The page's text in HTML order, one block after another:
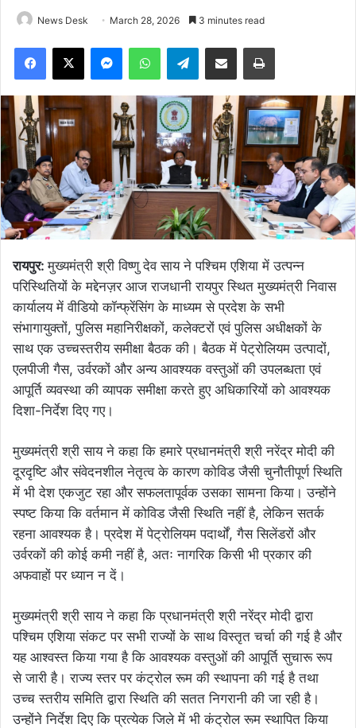
News Desk March 28, 2026 3 minutes read
Facebook
X MessengerWhatsAppTelegramShare via Email Print
रायपुर:मुख्यमंत्री श्री विष्णु देव साय ने पश्चिम एशिया में उत्पन्न
परिस्थितियों के मद्देनज़र आज राजधानी रायपुर स्थित मुख्यमंत्री निवास
कार्यालय में वीडियो कॉन्फ्रेंसिंग के माध्यम से प्रदेश के सभी
संभागायुक्तों, पुलिस महानिरीक्षकों, कलेक्टरों एवं पुलिस अधीक्षकों के
साथ एक उच्चस्तरीय समीक्षा बैठक की। बैठक में पेट्रोलियम उत्पादों,
एलपीजी गैस, उर्वरकों और अन्य आवश्यक वस्तुओं की उपलब्धता एवं
आपूर्ति व्यवस्था की व्यापक समीक्षा करते हुए अधिकारियों को आवश्यक
दिशा-निर्देश दिए गए।
मुख्यमंत्री श्री साय ने कहा कि हमारे प्रधानमंत्री श्री नरेंद्र मोदी की
दूरदृष्टि और संवेदनशील नेतृत्व के कारण कोविड जैसी चुनौतीपूर्ण स्थिति
में भी देश एकजुट रहा और सफलतापूर्वक उसका सामना किया। उन्होंने
स्पष्ट किया कि वर्तमान में कोविड जैसी स्थिति नहीं है, लेकिन सतर्क
रहना आवश्यक है। प्रदेश में पेट्रोलियम पदार्थों, गैस सिलेंडरों और
उर्वरकों की कोई कमी नहीं है, अतः नागरिक किसी भी प्रकार की
अफवाहों पर ध्यान न दें।
मुख्यमंत्री श्री साय ने कहा कि प्रधानमंत्री श्री नरेंद्र मोदी द्वारा
पश्चिम एशिया संकट पर सभी राज्यों के साथ विस्तृत चर्चा की गई है और
यह आश्वस्त किया गया है कि आवश्यक वस्तुओं की आपूर्ति सुचारू रूप
से जारी है। राज्य स्तर पर कंट्रोल रूम की स्थापना की गई है तथा
उच्च स्तरीय समिति द्वारा स्थिति की सतत निगरानी की जा रही है।
उन्होंने निर्देश दिए कि प्रत्येक जिले में भी कंट्रोल रूम स्थापित किया